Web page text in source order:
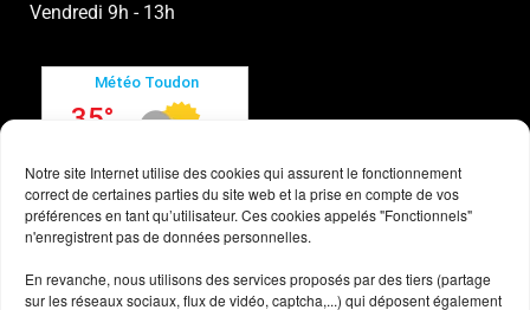
Notre site Internet utilise des cookies qui assurent le fonctionnement
correct de certaines parties du site web et la prise en compte de vos
préférences en tant qu’utilisateur. Ces cookies appelés "Fonctionnels"
n'enregistrent pas de données personnelles.
En revanche, nous utilisons des services proposés par des tiers (partage
sur les réseaux sociaux, flux de vidéo, captcha,...) qui déposent également
Vendredi 9h - 13h